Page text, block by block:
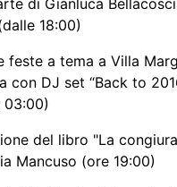
di Gianluca
18:00)
feste a tema a Villa
con DJ set “Back to
03:00)
del libro "La
Mancuso (ore 19:00)